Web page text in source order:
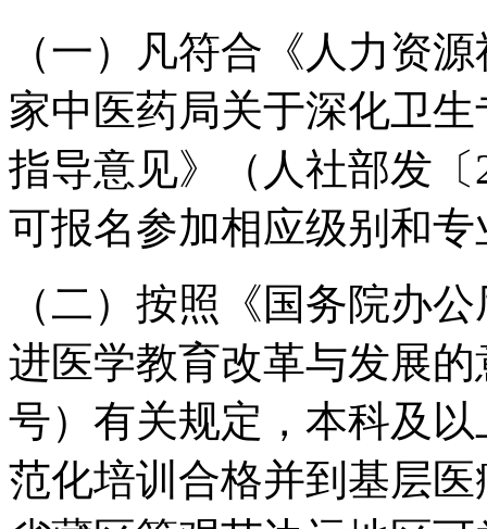
（一）凡符合《人力资
家中医药局关于深化卫
指导意见》（人社部发
可报名参加相应级别和
（二）按照《国务院办
进医学教育改革与发展
号）有关规定，本科及
范化培训合格并到基层